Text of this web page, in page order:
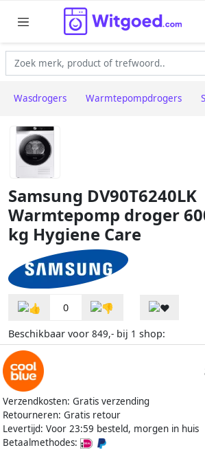
Wasdrogers Warmtepompdrogers
Samsung DV90T6240LK
Warmtepomp droger
kg Hygiene Care
0
Beschikbaar voor 849,- bij 1 shop:
Verzendkosten: Gratis verzending
Retourneren: Gratis retour
Levertijd: Voor 23:59 besteld, morgen in huis
Betaalmethodes: